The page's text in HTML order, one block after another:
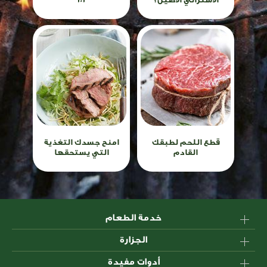
قطع اللحم لطبقك
القادم
امنح جسدك التغذية
التي يستحقها
خدمة الطعام
الأسترالية؟ لماذا اللحوم
الإنتاج
الجزارة
إتقان فن التعامل مع الذبيحة
أدوات مفيدة